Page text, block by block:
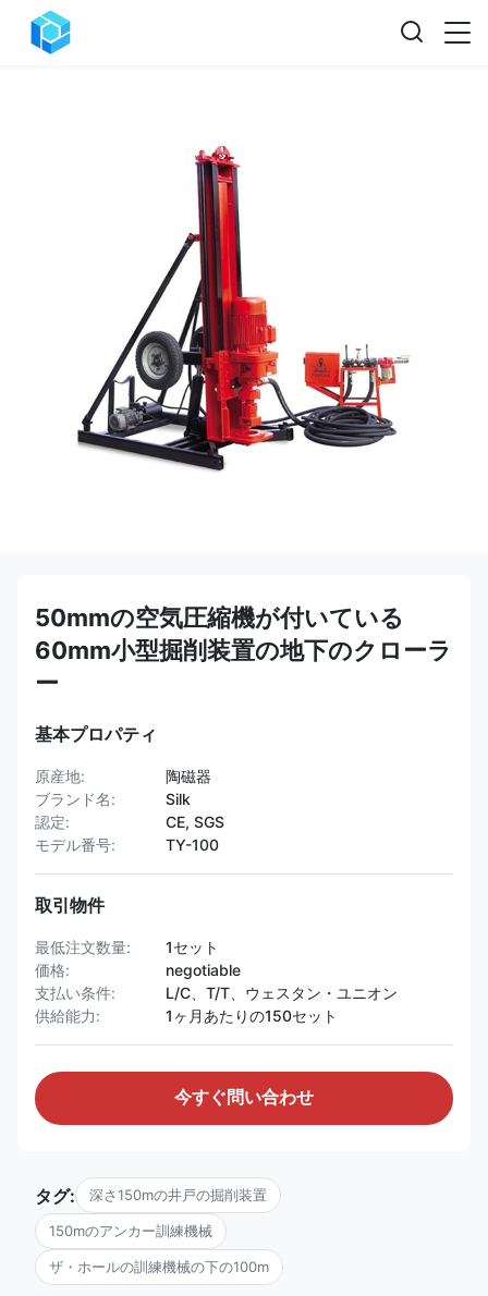
50mmの空気圧縮機が付いている
60mm小型掘削装置の地下のクローラ
ー
基本プロパティ
原産地:
陶磁器
ブランド名:
Silk
認定:
CE, SGS
モデル番号:
TY-100
取引物件
最低注文数量:
1セット
価格:
negotiable
支払い条件:
L/C、T/T、ウェスタン・ユニオン
供給能力:
1ヶ月あたりの150セット
今すぐ問い合わせ
タグ: 深さ150mの井戸の掘削装置
150mのアンカー訓練機械
ザ・ホールの訓練機械の下の100m